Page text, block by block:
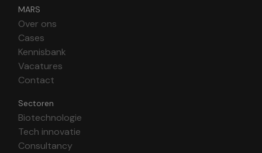
MARS
Over ons
Cases
Kennisbank
Vacatures
Contact
Sectoren
Biotechnologie
Tech innovatie
Consultancy